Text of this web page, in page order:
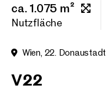
ca. 1.075 m²
Nutzfläche
Wien, 22. Donaustadt
V22